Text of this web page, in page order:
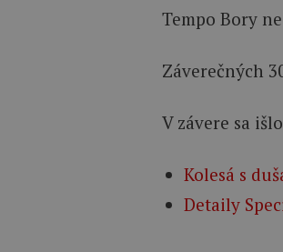
Tempo Bory
Záverečných
V závere sa
Kolesá s
Detaily